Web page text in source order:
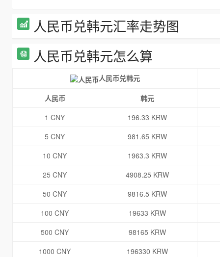
人民币兑韩元汇率走势图
人民币兑韩元怎么算
人民币兑韩元
人民币
韩元
1 CNY
196.33 KRW
5 CNY
981.65 KRW
10 CNY
1963.3 KRW
25 CNY
4908.25 KRW
50 CNY
9816.5 KRW
100 CNY
19633 KRW
500 CNY
98165 KRW
1000 CNY
196330 KRW